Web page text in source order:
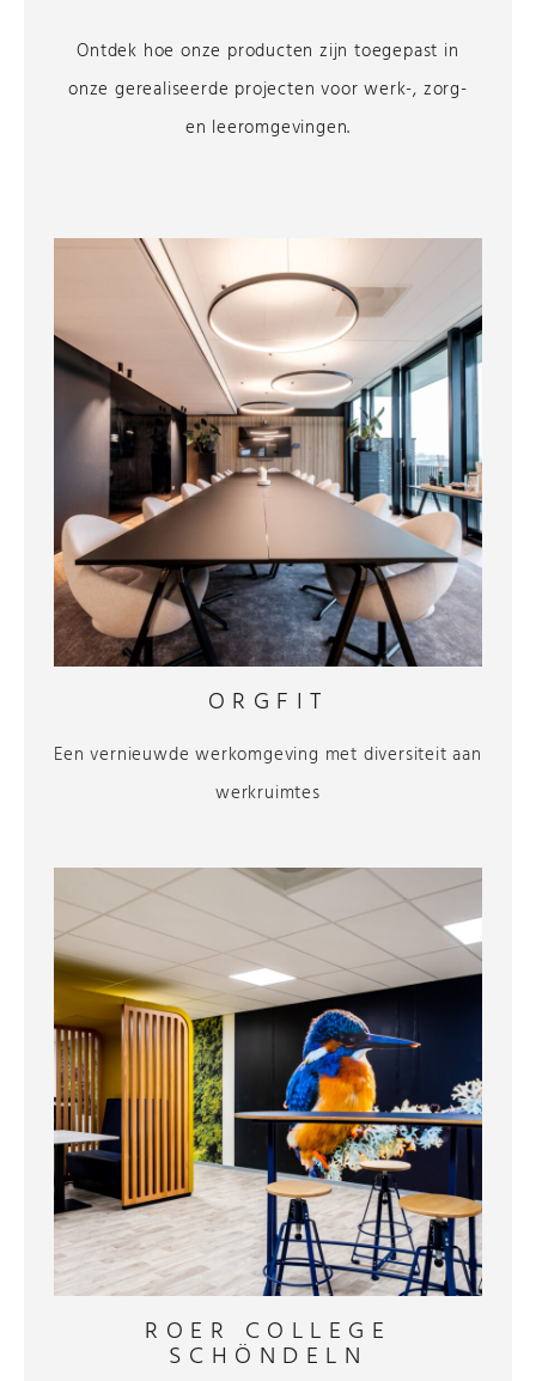
Ontdek hoe onze producten zijn toegepast in
onze gerealiseerde projecten voor werk-, zorg-
en leeromgevingen.
ORGFIT
Een vernieuwde werkomgeving met diversiteit aan
werkruimtes
ROER COLLEGE
SCHÖNDELN